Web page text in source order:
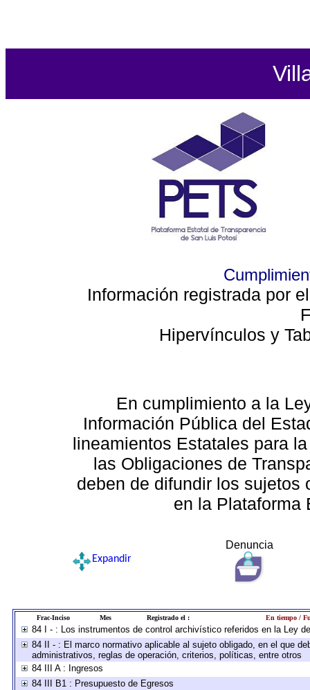
Información registrada por
Hipervínculos y
En cumplimiento a la
Información Pública del
lineamientos Estatales para
las Obligaciones de
deben de difundir los sujetos
en la Plataforma
Denuncia
Expandir
Frac-Inciso Mes Registrado el : En tiempo /
84 I - : Los instrumentos de control archivístico referidos en la Ley
84 II - : El marco normativo aplicable al sujeto obligado, en el que
administrativos, reglas de operación, criterios, políticas, entre otros
84 III A : Ingresos
84 III B1 : Presupuesto de Egresos